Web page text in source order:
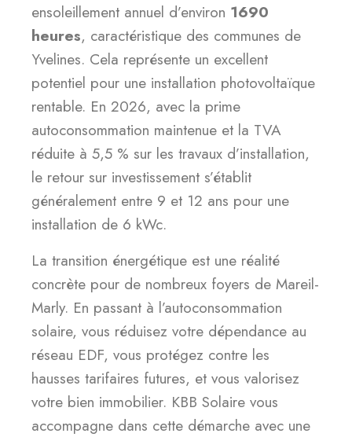
ensoleillement annuel d’environ 1690
heures, caractéristique des communes de
Yvelines. Cela représente un excellent
potentiel pour une installation photovoltaïque
rentable. En 2026, avec la prime
autoconsommation maintenue et la TVA
réduite à 5,5 % sur les travaux d’installation,
le retour sur investissement s’établit
généralement entre 9 et 12 ans pour une
installation de 6 kWc.
La transition énergétique est une réalité
concrète pour de nombreux foyers de Mareil-
Marly. En passant à l’autoconsommation
solaire, vous réduisez votre dépendance au
réseau EDF, vous protégez contre les
hausses tarifaires futures, et vous valorisez
votre bien immobilier. KBB Solaire vous
accompagne dans cette démarche avec une